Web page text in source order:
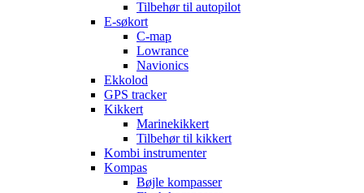
Tilbehør til autopilot
E-søkort
C-map
Lowrance
Navionics
Ekkolod
GPS tracker
Kikkert
Marinekikkert
Tilbehør til kikkert
Kombi instrumenter
Kompas
Bøjle kompasser